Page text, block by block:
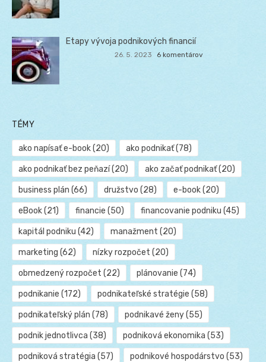
Etapy vývoja podnikových financií
26. 5. 2023 6 komentárov
TÉMY
ako napísať e-book(20) ako podnikať(78)
ako podnikať bez peňazí(20) ako začať podnikať(20)
business plán (66) družstvo (28) e-book(20)
eBook(21) financie (50) financovanie podniku (45)
kapitál podniku (42) manažment (20)
marketing (62) nízky rozpočet (20)
obmedzený rozpočet (22) plánovanie (74)
podnikanie (172) podnikateľské stratégie (58)
podnikateľský plán (78) podnikavé ženy(55)
podnik jednotlivca (38) podniková ekonomika (53)
podniková stratégia (57) podnikové hospodárstvo (53)